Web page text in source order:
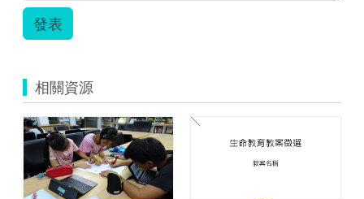
發表
相關資源